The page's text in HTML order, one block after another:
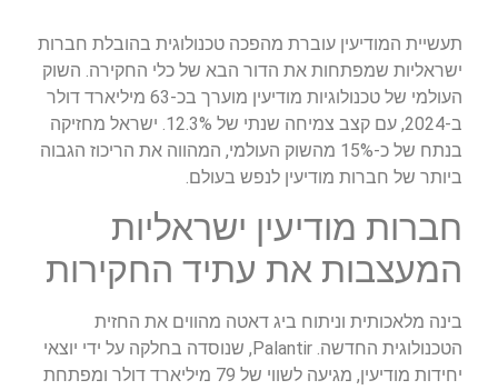
תעשיית המודיעין עוברת מהפכה טכנולוגית בהובלת חברות
ישראליות שמפתחות את הדור הבא של כלי החקירה. השוק
העולמי של טכנולוגיות מודיעין מוערך בכ-63 מיליארד דולר
ב-2024, עם קצב צמיחה שנתי של 12.3%. ישראל מחזיקה
בנתח של כ-15% מהשוק העולמי, המהווה את הריכוז הגבוה
ביותר של חברות מודיעין לנפש בעולם.
חברות מודיעין ישראליות
המעצבות את עתיד החקירות
בינה מלאכותית וניתוח ביג דאטה מהווים את החזית
הטכנולוגית החדשה. Palantir, שנוסדה בחלקה על ידי יוצאי
יחידות מודיעין, מגיעה לשווי של 79 מיליארד דולר ומפתחת